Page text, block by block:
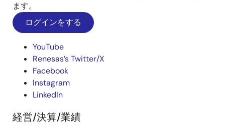
ます。
ログインをする
YouTube
Renesas’s Twitter/X
Facebook
Instagram
LinkedIn
経営/決算/業績